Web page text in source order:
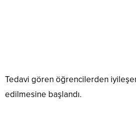
Tedavi gören öğrencilerden
edilmesine başlandı.